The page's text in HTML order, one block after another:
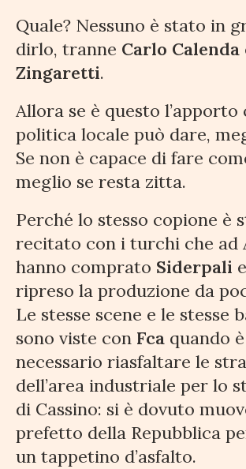
Quale? Nessuno è stato in
dirlo, tranne Carlo Calenda
Zingaretti.
Allora se è questo l’apporto
politica locale può dare,
Se non è capace di fare
meglio se resta zitta.
Perché lo stesso copione è
recitato con i turchi che ad
hanno comprato Siderpali
ripreso la produzione da
Le stesse scene e le stesse
sono viste con Fca quando
necessario riasfaltare le
dell’area industriale per lo
di Cassino: si è dovuto
prefetto della Repubblica
un tappetino d’asfalto.